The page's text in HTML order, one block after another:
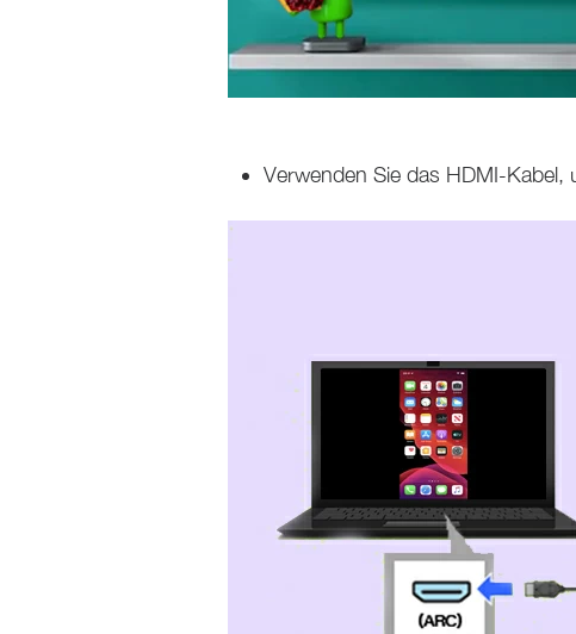
Verwenden Sie das HDMI-